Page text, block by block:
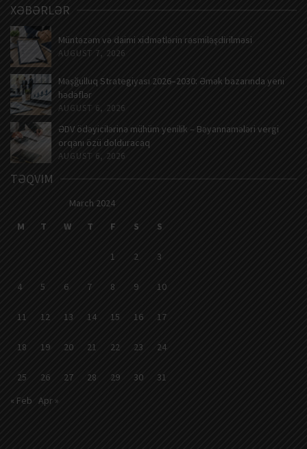
XƏBƏRLƏR
Müntəzəm və daimi xidmətlərin rəsmiləşdirilməsi
AUGUST 7, 2026
Məşğulluq Strategiyası 2026–2030: Əmək bazarında yeni
hədəflər
AUGUST 6, 2026
ƏDV ödəyicilərinə mühüm yenilik – Bəyannamələri vergi
orqanı özü dolduracaq
AUGUST 6, 2026
TƏQVIM
March 2024
M
T W T F S S
1 2 3
4 5 6 7 8 9 10
11 12 13 14 15 16 17
18 19 20 21 22 23 24
25 26 27 28 29 30
31
« Feb Apr »